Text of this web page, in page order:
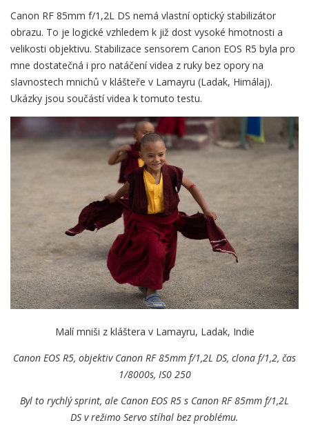
Canon RF 85mm f/1,2L DS nemá vlastní optický stabilizátor
obrazu. To je logické vzhledem k již dost vysoké hmotnosti a
velikosti objektivu. Stabilizace sensorem Canon EOS R5 byla pro
mne dostatečná i pro natáčení videa z ruky bez opory na
slavnostech mnichů v klášteře v Lamayru (Ladak, Himálaj).
Ukázky jsou součástí videa k tomuto testu.
Malí mniši z kláštera v Lamayru, Ladak, Indie
Canon EOS R5, objektiv Canon RF 85mm f/1,2L DS, clona f/1,2, čas
1/8000s, IS0 250
Byl to rychlý sprint, ale Canon EOS R5 s Canon RF 85mm f/1,2L
DS v režimo Servo stíhal bez problému.